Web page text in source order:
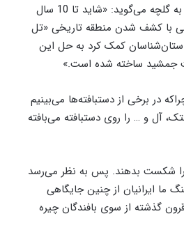
حامد جهانشاهی یکی از فعالان حوزه فرش استان فارس درباره نقش موشخوشو به گلچه می‌گوید: «شاید تا 10 سال
با کشف شدن منطقه تاریخی «تل
کمک کرد به حل این
جمشید ساخته شده است.»
در برخی از دستبافته‌ها می‌بینیم
آل و … را روی دستبافته می‌بافته
را شکست بدهند. پس به نظر می‌رسد
ما ایرانیان از چنین جایگاهی
گذشته از سوی بافندگان چیره